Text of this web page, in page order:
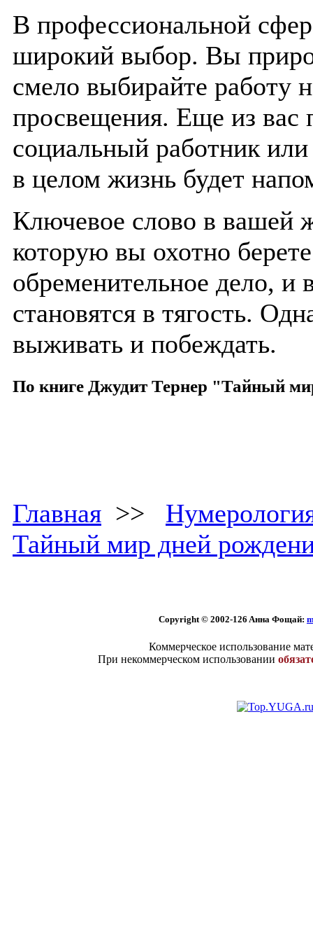
В профессиональной
широкий выбор. Вы
смело выбирайте работу
просвещения. Еще из вас
социальный работник
в целом жизнь будет
Ключевое слово в вашей
которую вы охотно
обременительное дело, и
становятся в тягость.
выживать и побеждать.
По книге Джудит Тернер "Тайный
Главная >>
Тайный мир дней
Copyright © 2002-126 Aннa Фoщaй:
Коммерческое использование
При некоммерческом использовании